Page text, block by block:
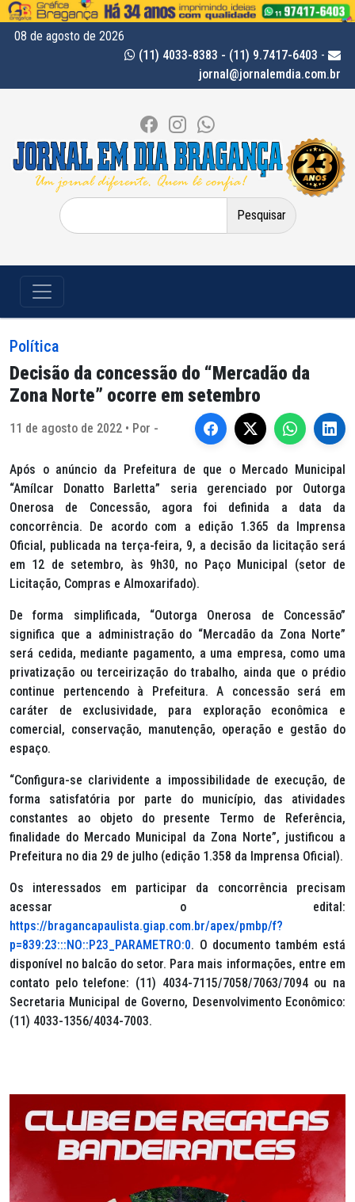
08 de agosto de 2026
(11) 4033-8383 - (11) 9.7417-6403 -
jornal@jornalemdia.com.br
Pesquisar
por:
Política
Decisão da concessão do “Mercadão da
Zona Norte” ocorre em setembro
11 de agosto de 2022 • Por -
Após o anúncio da Prefeitura de que o Mercado Municipal
“Amílcar Donatto Barletta” seria gerenciado por Outorga
Onerosa de Concessão, agora foi definida a data da
concorrência. De acordo com a edição 1.365 da Imprensa
Oficial, publicada na terça-feira, 9, a decisão da licitação será
em 12 de setembro, às 9h30, no Paço Municipal (setor de
Licitação, Compras e Almoxarifado).
De forma simplificada, “Outorga Onerosa de Concessão”
significa que a administração do “Mercadão da Zona Norte”
será cedida, mediante pagamento, a uma empresa, como uma
privatização ou terceirização do trabalho, ainda que o prédio
continue pertencendo à Prefeitura. A concessão será em
caráter de exclusividade, para exploração econômica e
comercial, conservação, manutenção, operação e gestão do
espaço.
“Configura-se clarividente a impossibilidade de execução, de
forma satisfatória por parte do município, das atividades
constantes ao objeto do presente Termo de Referência,
finalidade do Mercado Municipal da Zona Norte”, justificou a
Prefeitura no dia 29 de julho (edição 1.358 da Imprensa Oficial).
Os interessados em participar da concorrência precisam
acessar o edital:
https://bragancapaulista.giap.com.br/apex/pmbp/f?
p=839:23:::NO::P23_PARAMETRO:0. O documento também está
disponível no balcão do setor. Para mais informações, entre em
contato pelo telefone: (11) 4034-7115/7058/7063/7094 ou na
Secretaria Municipal de Governo, Desenvolvimento Econômico:
(11) 4033-1356/4034-7003.